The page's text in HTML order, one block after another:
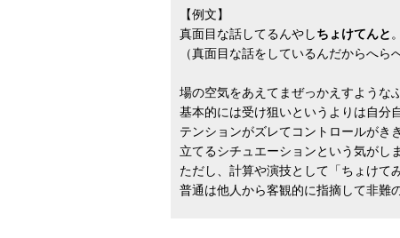
【例文】
真面目な話してるんやし ちょけてんと 。
（真面目な話をしているんだからへら
場の空気をあえてまぜっかえすような
基本的には受け狙いというよりは自分
テンションがズレてコントロールがき
立てるシチュエーションという気がし
ただし、計算や演技として「ちょけて
普通は他人から客観的に指摘して非難